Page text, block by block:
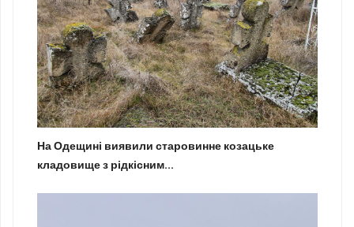
На Одещині виявили старовинне козацьке
кладовище з рідкісним...